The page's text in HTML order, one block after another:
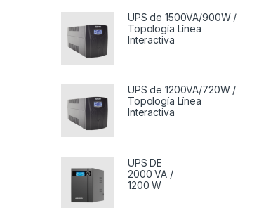
UPS de 1500VA/900W /
Topología Línea
Interactiva
UPS de 1200VA/720W /
Topología Línea
Interactiva
UPS DE
2000 VA /
1200 W